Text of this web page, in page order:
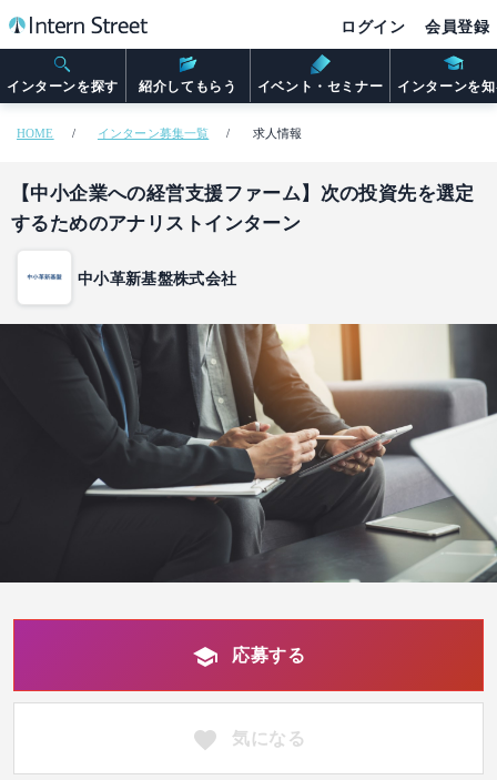
インターンを探す 紹介してもらう イベント・セミナー インターンを
ログイン 会員登録
HOME インターン募集一覧 求人情報
【中小企業への経営支援ファーム】次の投資先を選定
するためのアナリストインターン
中小革新基盤株式会社
応募する
気になる